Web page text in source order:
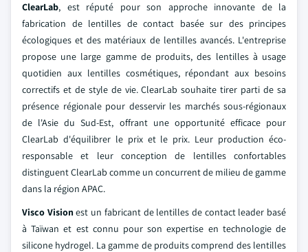
ClearLab, est réputé pour son approche innovante de la
fabrication de lentilles de contact basée sur des principes
écologiques et des matériaux de lentilles avancés. L'entreprise
propose une large gamme de produits, des lentilles à usage
quotidien aux lentilles cosmétiques, répondant aux besoins
correctifs et de style de vie. ClearLab souhaite tirer parti de sa
présence régionale pour desservir les marchés sous-régionaux
de l'Asie du Sud-Est, offrant une opportunité efficace pour
ClearLab d'équilibrer le prix et le prix. Leur production éco-
responsable et leur conception de lentilles confortables
distinguent ClearLab comme un concurrent de milieu de gamme
dans la région APAC.
Visco Vision est un fabricant de lentilles de contact leader basé
à Taïwan et est connu pour son expertise en technologie de
silicone hydrogel. La gamme de produits comprend des lentilles